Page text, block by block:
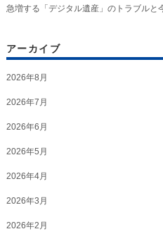
急増する「デジタル遺産」のトラブルと
アーカイブ
2026年8月
2026年7月
2026年6月
2026年5月
2026年4月
2026年3月
2026年2月